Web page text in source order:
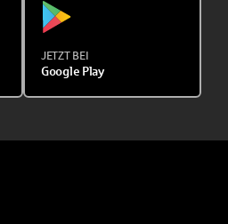
JETZT BEI
Google Play